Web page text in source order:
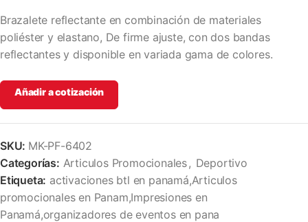
Brazalete reflectante en combinación de materiales
poliéster y elastano, De firme ajuste, con dos bandas
reflectantes y disponible en variada gama de colores.
Añadir a cotización
SKU: MK-PF-6402
Categorías: Articulos Promocionales , Deportivo
Etiqueta: activaciones btl en panamá,Articulos
promocionales en Panam,Impresiones en
Panamá,organizadores de eventos en pana